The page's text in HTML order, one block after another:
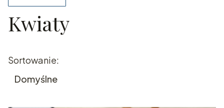
Koniec filtrów
Kwiaty
Lista produktów
Sortowanie:
Domyślne